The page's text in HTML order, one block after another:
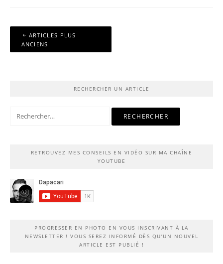
Navigation
des
ARTICLES PLUS
ANCIENS
RECHERCHER UN ARTICLE
Rechercher :
RETROUVEZ MES CONSEILS EN VIDÉO SUR MA CHAÎNE
YOUTUBE
PROGRESSER EN PHOTO EN VOUS INSCRIVANT À LA
NEWSLETTER ! VOUS SEREZ INFORMÉ DÈS QU’UN NOUVEL
ARTICLE EST PUBLIÉ !